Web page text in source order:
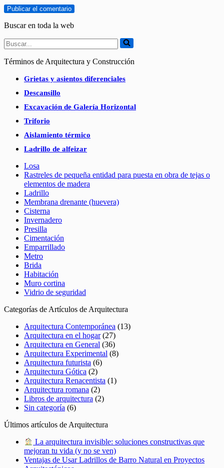
Buscar en toda la web
Buscar...
Términos de Arquitectura y Construcción
Grietas y asientos diferenciales
Descansillo
Excavación de Galería Horizontal
Triforio
Aislamiento térmico
Ladrillo de alfeizar
Losa
Rastreles de pequeña entidad para puesta en obra de tejas o
elementos de madera
Ladrillo
Membrana drenante (huevera)
Cisterna
Invernadero
Presilla
Cimentación
Emparrillado
Metro
Brida
Habitación
Muro cortina
Vidrio de seguridad
Categorías de Artículos de Arquitectura
Arquitectura Contemporánea (13)
Arquitectura en el hogar(27)
Arquitectura en General (36)
Arquitectura Experimental (8)
Arquitectura futurista (6)
Arquitectura Gótica (2)
Arquitectura Renacentista (1)
Arquitectura romana (2)
Libros de arquitectura (2)
Sin categoría (6)
Últimos artículos de Arquitectura
La arquitectura invisible: soluciones constructivas que
mejoran tu vida (y no se ven)
Ventajas de Usar Ladrillos de Barro Natural en Proyectos